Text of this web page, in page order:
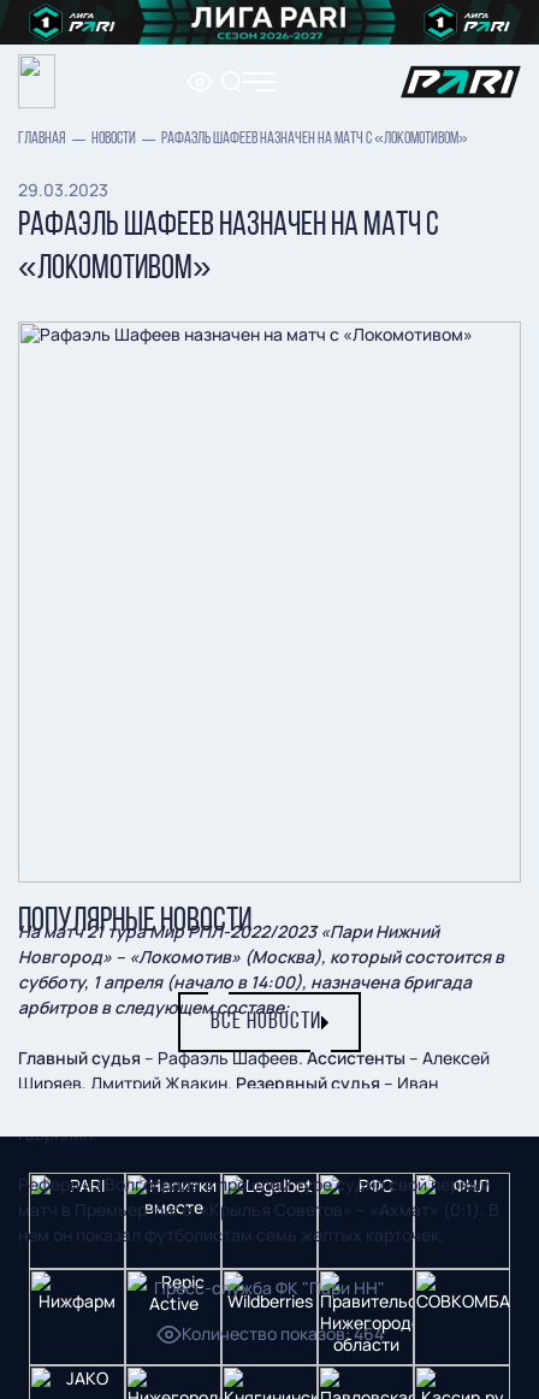
ГЛАВНАЯ НОВОСТИ РАФАЭЛЬ ШАФЕЕВ НАЗНАЧЕН НА МАТЧ С «ЛОКОМОТИВОМ»
29.03.2023
РАФАЭЛЬ ШАФЕЕВ НАЗНАЧЕН НА МАТЧ С
«ЛОКОМОТИВОМ»
На матч 21 тура Мир РПЛ-2022/2023 «Пари Нижний
Новгород» – «Локомотив» (Москва), который состоится в
субботу, 1 апреля (начало в 14:00), назначена бригада
арбитров в следующем составе:
Главный судья – Рафаэль Шафеев.Ассистенты – Алексей
Ширяев, Дмитрий Жвакин. Резервный судья – Иван
Гаврилин.
Рефери из Волгограда в прошлом туре судил свой первый
матч в Премьер-лиге: «Крылья Советов» – «Ахмат» (0:1). В
нем он показал футболистам семь желтых карточек.
Пресс-служба ФК "Пари НН"
Количество показов:464
ПОПУЛЯРНЫЕ НОВОСТИ
ВСЕ НОВОСТИ